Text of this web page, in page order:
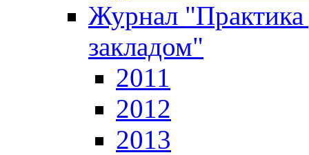
Журнал "Практика
закладом"
2011
2012
2013